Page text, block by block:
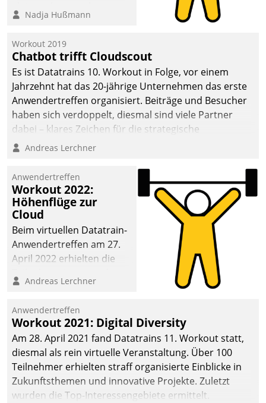
methodisch
Quartier. Dazwischen
zeigte Datatrain, was es
Neues zu bieten hat.
Nadja Hußmann
Workout 2019
Chatbot trifft Cloudscout
Es ist Datatrains 10. Workout in Folge, vor einem
Jahrzehnt hat das 20-jährige Unternehmen das erste
Anwendertreffen organisiert. Beiträge und Besucher
haben sich verdoppelt, diesmal sind viele Partner
dabei – klares Zeichen für die strategische
Fokussierung auf den Kunden.
Andreas Lerchner
Anwendertreffen
Workout 2022:
Höhenflüge zur
Cloud
Beim virtuellen Datatrain-
Anwendertreffen am 27.
April 2022 erhielten die
Teilnehmer kurzweilige
Cloud-Strategien und -
Lösungen mit hohem
Zukunftspotenzial.
Andreas Lerchner
Anwendertreffen
Workout 2021: Digital Diversity
Am 28. April 2021 fand Datatrains 11. Workout statt,
diesmal als rein virtuelle Veranstaltung. Über 100
Teilnehmer erhielten straff organisierte Einblicke in
Zukunftsthemen und innovative Projekte. Zuletzt
wurden die Top-Interessengebiete ermittelt.